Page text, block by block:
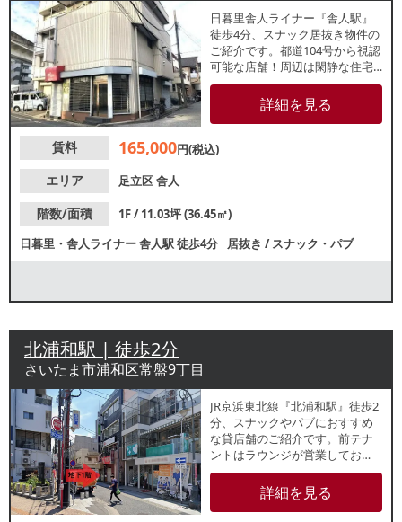
日暮里舎人ライナー『舎人駅』
徒歩4分、スナック居抜き物件の
ご紹介です。都道104号から視認
可能な店舗！周辺は閑静な住宅
街が広がっており、地域密着型
店舗をお探しの方におすすめで
す。諸条件等、お気軽にお問合
詳細を見る
賃料 165,000円(税込)
エリア
足立区舎人
階数/面積
1F / 11.03坪 (36.45㎡)
日暮里・舎人ライナー舎人駅徒歩4分 居抜き /スナック・パブ
北浦和駅 | 徒歩2分
さいたま市浦和区常盤9丁目
JR京浜東北線『北浦和駅』徒歩2
分、スナックやパブにおすすめ
な貸店舗のご紹介です。前テナ
ントはラウンジが営業してお
り、そのまま内装をご利用いた
だけます。詳細を見る